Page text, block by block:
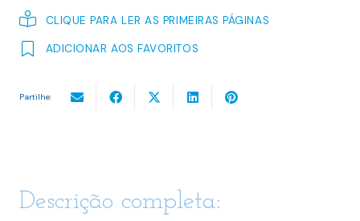
CLIQUE PARA LER AS PRIMEIRAS PÁGINAS
ADICIONAR AOS FAVORITOS
Partilhe:
Descrição completa: